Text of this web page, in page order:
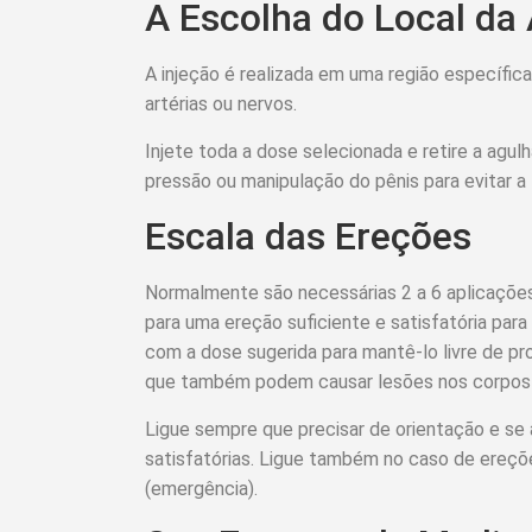
A Escolha do Local da
A injeção é realizada em uma região
artérias ou nervos.
Injete toda a dose selecionada e retire a
pressão ou manipulação do pênis para evitar
Escala das Ereções
Normalmente são necessárias 2 a 6
para uma ereção suficiente e satisfatória
com a dose sugerida para mantê-lo livre de
que também podem causar lesões nos
Ligue sempre que precisar de orientação e
satisfatórias. Ligue também no caso de
(emergência).